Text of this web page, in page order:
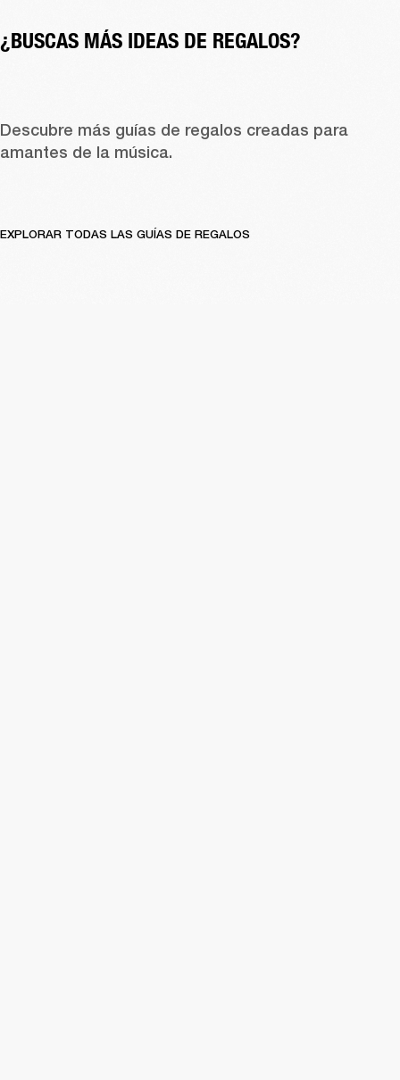
¿BUSCAS MÁS IDEAS DE REGALOS?
Descubre más guías de regalos creadas para
amantes de la música.
EXPLORAR TODAS LAS GUÍAS DE REGALOS